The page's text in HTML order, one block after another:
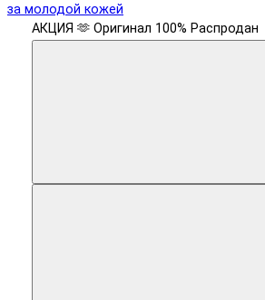
за молодой кожей
АКЦИЯ 🫶 Оригинал 100% Распродан